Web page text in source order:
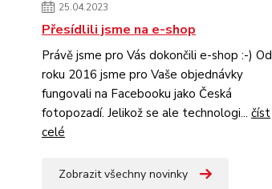
25.04.2023
Přesídlili jsme na e-shop
Právě jsme pro Vás dokončili e-shop :-) Od
roku 2016 jsme pro Vaše objednávky
fungovali na Facebooku jako Česká
fotopozadí. Jelikož se ale technologi... číst
celé
Zobrazit všechny novinky